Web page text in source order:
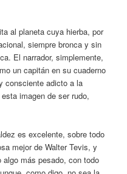
al planeta cuya hierba, por
siempre bronca y sin
El narrador, simplemente,
un capitán en su cuaderno
consciente adicto a la
imagen de ser rudo,
es excelente, sobre todo
mejor de Walter Tevis, y
más pesado, con todo